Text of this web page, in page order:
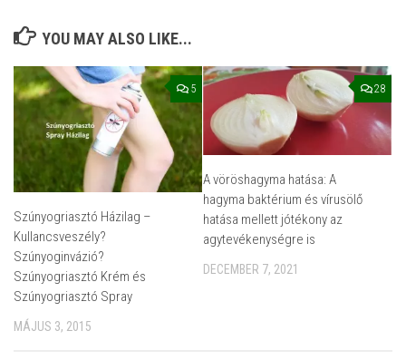
YOU MAY ALSO LIKE...
5
Szúnyogriasztó Házilag –
Kullancsveszély?
Szúnyoginvázió?
Szúnyogriasztó Krém és
Szúnyogriasztó Spray
MÁJUS 3, 2015
28
A vöröshagyma hatása: A
hagyma baktérium és vírusölő
hatása mellett jótékony az
agytevékenységre is
DECEMBER 7, 2021